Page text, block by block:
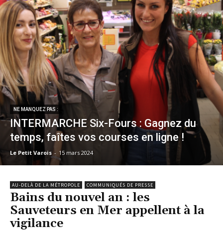
NE MANQUEZ PAS :
INTERMARCHE Six-Fours : Gagnez du
temps, faîtes vos courses en ligne !
Le Petit Varois - 15 mars 2024
AU-DELÀ DE LA MÉTROPOLE COMMUNIQUÉS DE PRESSE
Bains du nouvel an : les
Sauveteurs en Mer appellent à la
vigilance